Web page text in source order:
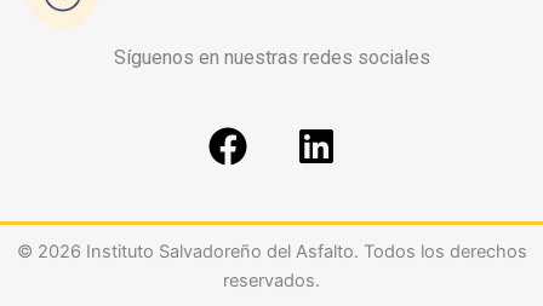
Síguenos en nuestras redes sociales
F
a
e
b
L
i
k
e
© 2026 Instituto Salvadoreño del Asfalto. Todos los derechos
reservados.